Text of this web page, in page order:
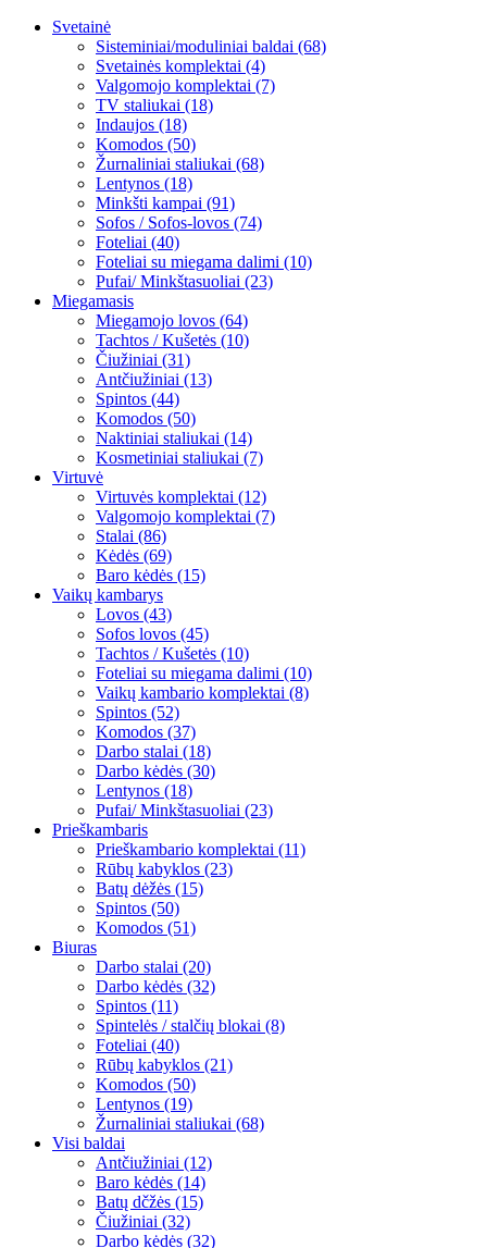
Svetainė
Sisteminiai/moduliniai baldai (68)
Svetainės komplektai (4)
Valgomojo komplektai (7)
TV staliukai (18)
Indaujos (18)
Komodos (50)
Žurnaliniai staliukai (68)
Lentynos (18)
Minkšti kampai (91)
Sofos / Sofos-lovos (74)
Foteliai (40)
Foteliai su miegama dalimi (10)
Pufai/ Minkštasuoliai (23)
Miegamasis
Miegamojo lovos (64)
Tachtos / Kušetės (10)
Čiužiniai (31)
Antčiužiniai (13)
Spintos (44)
Komodos (50)
Naktiniai staliukai (14)
Kosmetiniai staliukai (7)
Virtuvė
Virtuvės komplektai (12)
Valgomojo komplektai (7)
Stalai (86)
Kėdės (69)
Baro kėdės (15)
Vaikų kambarys
Lovos (43)
Sofos lovos (45)
Tachtos / Kušetės (10)
Foteliai su miegama dalimi (10)
Vaikų kambario komplektai (8)
Spintos (52)
Komodos (37)
Darbo stalai (18)
Darbo kėdės (30)
Lentynos (18)
Pufai/ Minkštasuoliai (23)
Prieškambaris
Prieškambario komplektai (11)
Rūbų kabyklos (23)
Batų dėžės (15)
Spintos (50)
Komodos (51)
Biuras
Darbo stalai (20)
Darbo kėdės (32)
Spintos (11)
Spintelės / stalčių blokai (8)
Foteliai (40)
Rūbų kabyklos (21)
Komodos (50)
Lentynos (19)
Žurnaliniai staliukai (68)
Visi baldai
Antčiužiniai (12)
Baro kėdės (14)
Batų dčžės (15)
Čiužiniai (32)
Darbo kėdės (32)